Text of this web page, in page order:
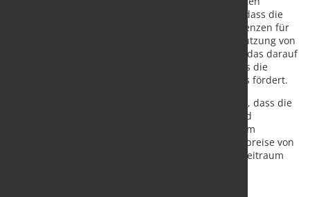
weniger positiv sein. Es wird davon ausgegangen, dass die
neue britische Regierung ein Verbot neuer Bohrlizenzen für
die Nordsee in Betracht zieht. Es hat auch Unterstützung von
einem neuen Kohlebergwerk in Cumbria erhalten, das darauf
abzielt, erneuerbare Energien zu fördern, indem es die
Entwicklung von Onshore- und Offshore-Windparks fördert.
Die Befragten des Europäischen Parlaments hoffen, dass die
neue Regierung dazu beitragen wird, die anhaltend
schwache Stahlnachfrage umzukehren. Wie auf dem
europäischen Festland sanken die britischen Stahlpreise von
MEPS weiter, da die Nachfrage im Untersuchungszeitraum